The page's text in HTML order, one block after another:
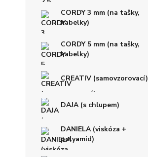
CORDY 3 mm (na tašky,
kabelky)
CORDY 5 mm (na tašky,
kabelky)
CREATIV (samovzorovací)
DAJA (s chlupem)
DANIELA (viskóza +
polyamid)